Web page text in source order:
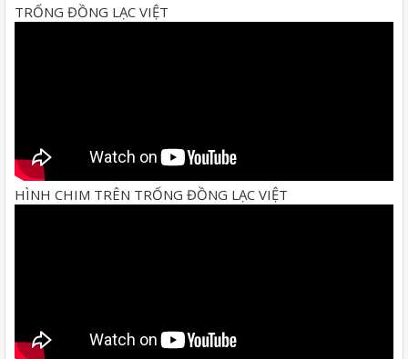
TRỐNG ĐỒNG LẠC VIỆT
HÌNH CHIM TRÊN TRỐNG ĐỒNG LẠC VIỆT